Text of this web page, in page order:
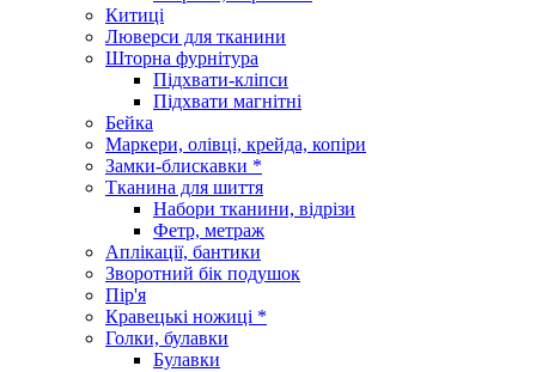
Китиці
Люверси для тканини
Шторна фурнітура
Підхвати-кліпси
Підхвати магнітні
Бейка
Маркери, олівці, крейда, копіри
Замки-блискавки *
Тканина для шиття
Набори тканини, відрізи
Фетр, метраж
Аплікації, бантики
Зворотний бік подушок
Пір'я
Кравецькі ножиці *
Голки, булавки
Булавки